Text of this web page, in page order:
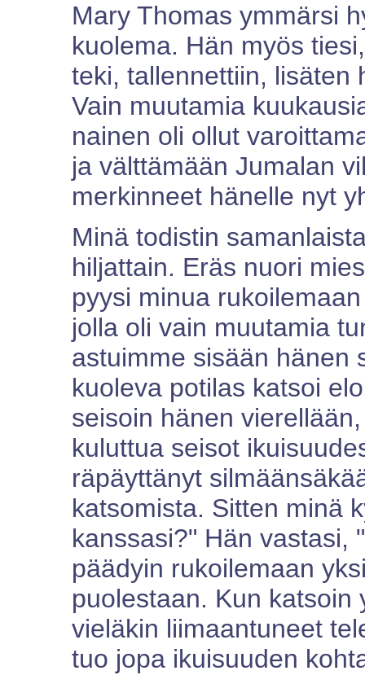
Mary Thomas ymmärsi
kuolema. Hän myös
teki, tallennettiin, lisäten
Vain muutamia
nainen oli ollut
ja välttämään Jumalan
merkinneet hänelle nyt
Minä todistin
hiljattain. Eräs nuori
pyysi minua
jolla oli vain muutamia
astuimme sisään hänen
kuoleva potilas katsoi
seisoin hänen
kuluttua seisot
räpäyttänyt
katsomista. Sitten minä
kanssasi?" Hän vastasi,
päädyin rukoilemaan
puolestaan. Kun katsoin
vieläkin liimaantuneet
tuo jopa ikuisuuden